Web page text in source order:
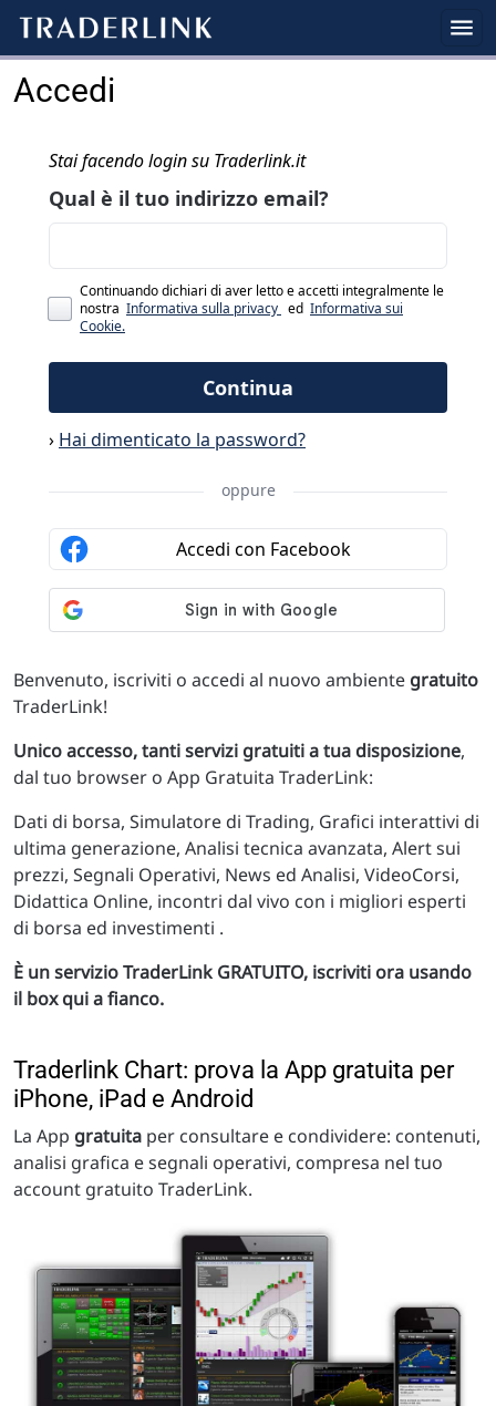
Accedi
Benvenuto, iscriviti o accedi al nuovo ambiente gratuito
TraderLink!
Unico accesso, tanti servizi gratuiti a tua disposizione,
dal tuo browser o App Gratuita TraderLink:
Dati di borsa, Simulatore di Trading, Grafici interattivi di
ultima generazione, Analisi tecnica avanzata, Alert sui
prezzi, Segnali Operativi, News ed Analisi, VideoCorsi,
Didattica Online, incontri dal vivo con i migliori esperti
di borsa ed investimenti .
È un servizio TraderLink GRATUITO, iscriviti ora usando
il box qui a fianco.
Traderlink Chart: prova la App gratuita per
iPhone, iPad e Android
La App gratuita per consultare e condividere: contenuti,
analisi grafica e segnali operativi, compresa nel tuo
account gratuito TraderLink.